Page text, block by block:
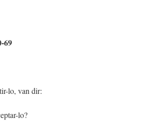
69
lo, van dir:
lo?